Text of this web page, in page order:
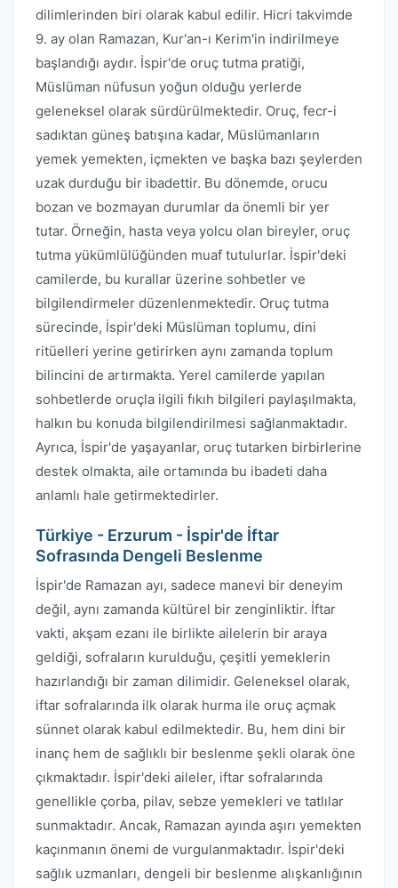
dilimlerinden biri olarak kabul edilir. Hicri takvimde
9. ay olan Ramazan, Kur'an-ı Kerim'in indirilmeye
başlandığı aydır. İspir'de oruç tutma pratiği,
Müslüman nüfusun yoğun olduğu yerlerde
geleneksel olarak sürdürülmektedir. Oruç, fecr-i
sadıktan güneş batışına kadar, Müslümanların
yemek yemekten, içmekten ve başka bazı şeylerden
uzak durduğu bir ibadettir. Bu dönemde, orucu
bozan ve bozmayan durumlar da önemli bir yer
tutar. Örneğin, hasta veya yolcu olan bireyler, oruç
tutma yükümlülüğünden muaf tutulurlar. İspir'deki
camilerde, bu kurallar üzerine sohbetler ve
bilgilendirmeler düzenlenmektedir. Oruç tutma
sürecinde, İspir'deki Müslüman toplumu, dini
ritüelleri yerine getirirken aynı zamanda toplum
bilincini de artırmakta. Yerel camilerde yapılan
sohbetlerde oruçla ilgili fıkıh bilgileri paylaşılmakta,
halkın bu konuda bilgilendirilmesi sağlanmaktadır.
Ayrıca, İspir'de yaşayanlar, oruç tutarken birbirlerine
destek olmakta, aile ortamında bu ibadeti daha
anlamlı hale getirmektedirler.
Türkiye - Erzurum - İspir'de İftar
Sofrasında Dengeli Beslenme
İspir'de Ramazan ayı, sadece manevi bir deneyim
değil, aynı zamanda kültürel bir zenginliktir. İftar
vakti, akşam ezanı ile birlikte ailelerin bir araya
geldiği, sofraların kurulduğu, çeşitli yemeklerin
hazırlandığı bir zaman dilimidir. Geleneksel olarak,
iftar sofralarında ilk olarak hurma ile oruç açmak
sünnet olarak kabul edilmektedir. Bu, hem dini bir
inanç hem de sağlıklı bir beslenme şekli olarak öne
çıkmaktadır. İspir'deki aileler, iftar sofralarında
genellikle çorba, pilav, sebze yemekleri ve tatlılar
sunmaktadır. Ancak, Ramazan ayında aşırı yemekten
kaçınmanın önemi de vurgulanmaktadır. İspir'deki
sağlık uzmanları, dengeli bir beslenme alışkanlığının